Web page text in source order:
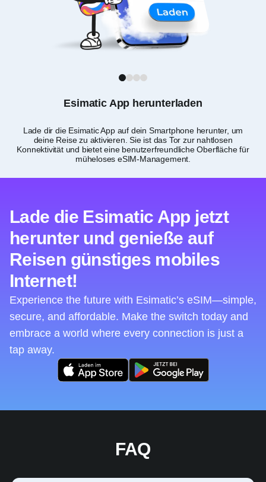
Esimatic App herunterladen
Lade dir die Esimatic App auf dein Smartphone herunter, um
deine Reise zu aktivieren. Sie ist das Tor zur nahtlosen
Konnektivität und bietet eine benutzerfreundliche Oberfläche für
müheloses eSIM-Management.
1 2 3 4
Lade die Esimatic App jetzt
herunter und genieße auf
Reisen günstiges mobiles
Internet!
Experience the future with Esimatic’s eSIM—simple,
secure, and affordable. Make the switch today and
embrace a world where every connection is just a
tap away.
FAQ